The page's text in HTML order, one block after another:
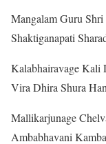
Mangalam Guru
Shaktiganapati
Kalabhairavage Kali
Vira Dhira Shura
Mallikarjunage
Ambabhavani